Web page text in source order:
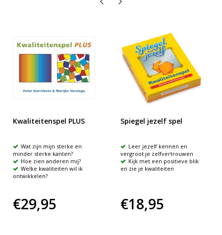
Kwaliteitenspel PLUS
Wat zijn mijn sterke en
minder sterke kanten?
Hoe zien anderen mij?
Welke kwaliteiten wil ik
ontwikkelen?
€29,95
Spiegel jezelf spel
Leer jezelf kennen en
vergroot je zelfvertrouwen
Kijk met een positieve blik
en zie je kwaliteiten
€18,95